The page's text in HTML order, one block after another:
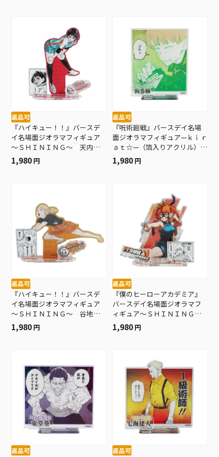
返品可
『ハイキュー！！』バースデ
イ名場面ジオラマフィギュア
～ＳＨＩＮＩＮＧ～ 天内叶
歌 ＢＤ４
1,980 円
返品可
『呪術廻戦』バースデイ名場
面ジオラマフィギュア—ｋｉｒ
ａｔ☆—（箔入りアクリル）
狗巻棘 ＢＤ４
1,980 円
返品可
『ハイキュー！！』バースデ
イ名場面ジオラマフィギュア
～ＳＨＩＮＩＮＧ～ 谷地仁
花 ＢＤ３
1,980 円
返品可
『僕のヒーローアカデミア』
バースデイ名場面ジオラマフ
ィギュア～ＳＨＩＮＩＮＧ
～ 拳藤一佳 ＢＤ３
1,980 円
返品可 返品可